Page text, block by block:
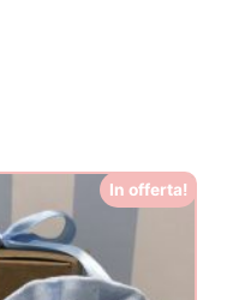
In offerta!